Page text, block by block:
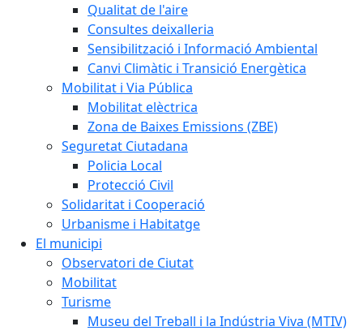
Qualitat de l'aire
Consultes deixalleria
Sensibilització i Informació Ambiental
Canvi Climàtic i Transició Energètica
Mobilitat i Via Pública
Mobilitat elèctrica
Zona de Baixes Emissions (ZBE)
Seguretat Ciutadana
Policia Local
Protecció Civil
Solidaritat i Cooperació
Urbanisme i Habitatge
El municipi
Observatori de Ciutat
Mobilitat
Turisme
Museu del Treball i la Indústria Viva (MTIV)